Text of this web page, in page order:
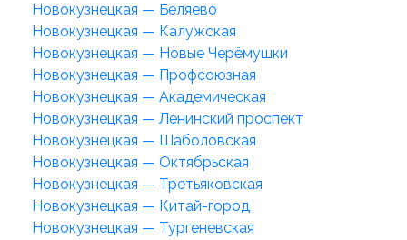
Новокузнецкая — Беляево
Новокузнецкая — Калужская
Новокузнецкая — Новые Черёмушки
Новокузнецкая — Профсоюзная
Новокузнецкая — Академическая
Новокузнецкая — Ленинский проспект
Новокузнецкая — Шаболовская
Новокузнецкая — Октябрьская
Новокузнецкая — Третьяковская
Новокузнецкая — Китай-город
Новокузнецкая — Тургеневская